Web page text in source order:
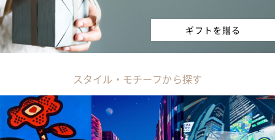
ギフトを贈る
スタイル・モチーフから探す